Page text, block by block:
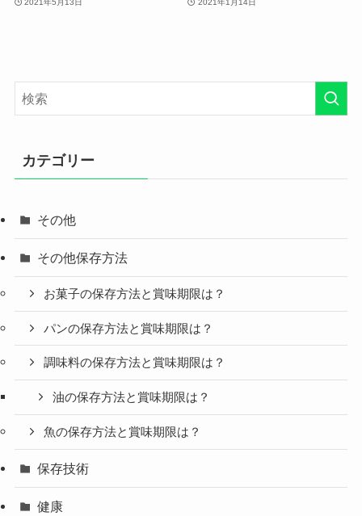
2021年5月13日 2021年1月14日
カテゴリー
その他
その他保存方法
お菓子の保存方法と賞味期限は？
パンの保存方法と賞味期限は？
調味料の保存方法と賞味期限は？
油の保存方法と賞味期限は？
魚の保存方法と賞味期限は？
保存技術
健康